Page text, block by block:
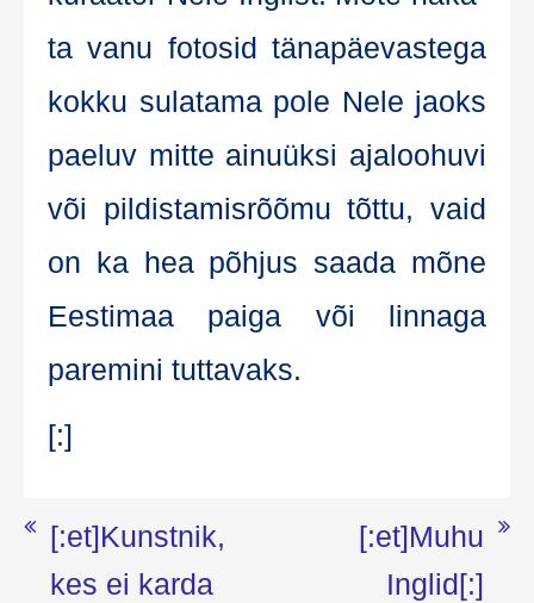
ta vanu foto­sid täna­päe­vas­te­ga
kok­ku sula­ta­ma pole Nele jaoks
paeluv mit­te ainu­ük­si aja­loo­hu­vi
või pil­dis­ta­mis­rõõ­mu tõt­tu, vaid
on ka hea põh­jus saa­da mõne
Ees­ti­maa pai­ga või lin­na­ga
pare­mi­ni tuttavaks.
[:]
Navigeerimine
[:et]Kunstnik,
kes ei karda
[:et]Muhu
Inglid[:]